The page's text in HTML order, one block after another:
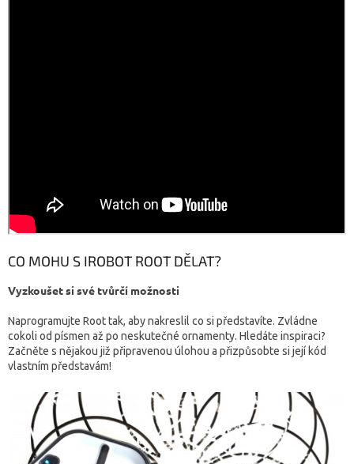
CO MOHU S IROBOT ROOT DĚLAT?
Vyzkoušet si své tvůrčí možnosti
Naprogramujte Root tak, aby nakreslil co si představíte. Zvládne
cokoli od písmen až po neskutečné ornamenty. Hledáte inspiraci?
Začněte s nějakou již připravenou úlohou a přizpůsobte si její kód
vlastním představám!